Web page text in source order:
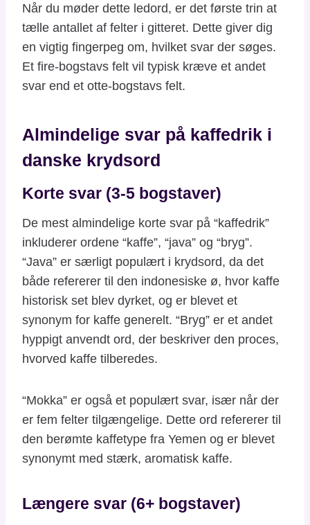
Når du møder dette ledord, er det første trin at
tælle antallet af felter i gitteret. Dette giver dig
en vigtig fingerpeg om, hvilket svar der søges.
Et fire-bogstavs felt vil typisk kræve et andet
svar end et otte-bogstavs felt.
Almindelige svar på kaffedrik i
danske krydsord
Korte svar (3-5 bogstaver)
De mest almindelige korte svar på “kaffedrik”
inkluderer ordene “kaffe”, “java” og “bryg”.
“Java” er særligt populært i krydsord, da det
både refererer til den indonesiske ø, hvor kaffe
historisk set blev dyrket, og er blevet et
synonym for kaffe generelt. “Bryg” er et andet
hyppigt anvendt ord, der beskriver den proces,
hvorved kaffe tilberedes.
“Mokka” er også et populært svar, især når der
er fem felter tilgængelige. Dette ord refererer til
den berømte kaffetype fra Yemen og er blevet
synonymt med stærk, aromatisk kaffe.
Længere svar (6+ bogstaver)